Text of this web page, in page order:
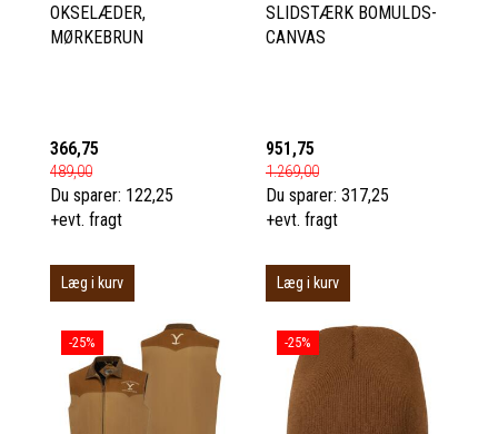
OKSELÆDER,
MØRKEBRUN
366,75
489,00
Du sparer: 122,25
+evt. fragt
Læg i kurv
SLIDSTÆRK BOMULDS-
CANVAS
951,75
1.269,00
Du sparer: 317,25
+evt. fragt
Læg i kurv
-25% -25%